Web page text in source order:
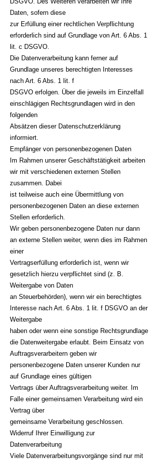
Daten, sofern diese
zur Erfüllung einer rechtlichen Verpflichtung
erforderlich sind auf Grundlage von Art. 6 Abs. 1
lit. c DSGVO.
Die Datenverarbeitung kann ferner auf
Grundlage unseres berechtigten Interesses
nach Art. 6 Abs. 1 lit. f
DSGVO erfolgen. Über die jeweils im Einzelfall
einschlägigen Rechtsgrundlagen wird in den
folgenden
Absätzen dieser Datenschutzerklärung
informiert.
Empfänger von personenbezogenen Daten
Im Rahmen unserer Geschäftstätigkeit arbeiten
wir mit verschiedenen externen Stellen
zusammen. Dabei
ist teilweise auch eine Übermittlung von
personenbezogenen Daten an diese externen
Stellen erforderlich.
Wir geben personenbezogene Daten nur dann
an externe Stellen weiter, wenn dies im Rahmen
einer
Vertragserfüllung erforderlich ist, wenn wir
gesetzlich hierzu verpflichtet sind (z. B.
Weitergabe von Daten
an Steuerbehörden), wenn wir ein berechtigtes
Interesse nach Art. 6 Abs. 1 lit. f DSGVO an der
Weitergabe
haben oder wenn eine sonstige Rechtsgrundlage
die Datenweitergabe erlaubt. Beim Einsatz von
Auftragsverarbeitern geben wir
personenbezogene Daten unserer Kunden nur
auf Grundlage eines gültigen
Vertrags über Auftragsverarbeitung weiter. Im
Falle einer gemeinsamen Verarbeitung wird ein
Vertrag über
gemeinsame Verarbeitung geschlossen.
Widerruf Ihrer Einwilligung zur
Datenverarbeitung
Viele Datenverarbeitungsvorgänge sind nur mit